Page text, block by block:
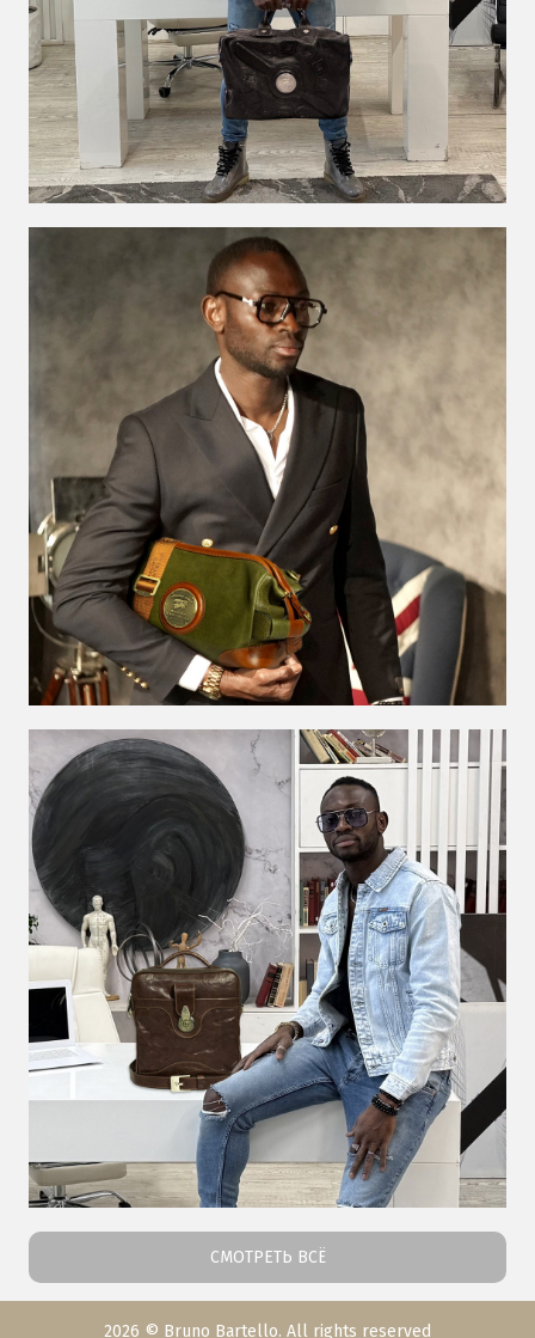
СМОТРЕТЬ ВСЁ
2026 © Bruno Bartello. All rights reserved